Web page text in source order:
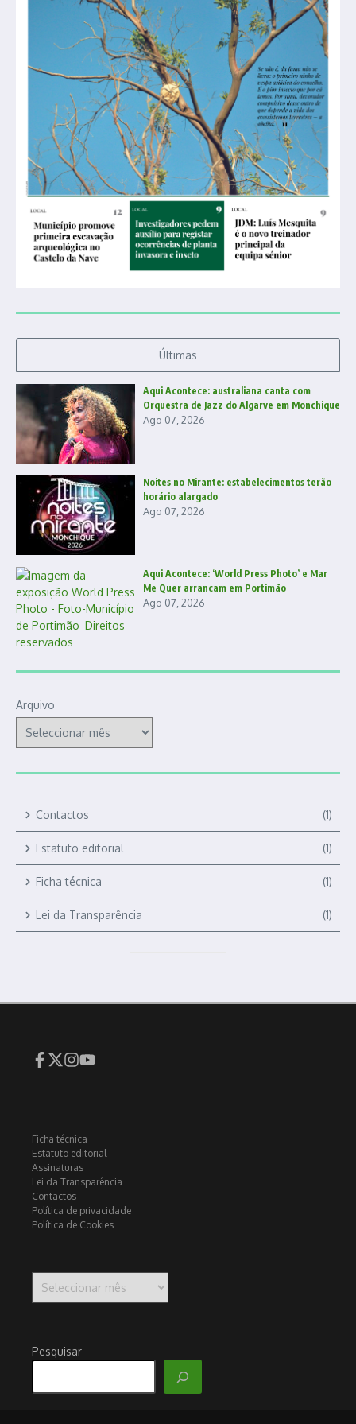
Últimas
Aqui Acontece: australiana canta com
Orquestra de Jazz do Algarve em Monchique
Ago 07, 2026
Noites no Mirante: estabelecimentos terão
horário alargado
Ago 07, 2026
Aqui Acontece: ‘World Press Photo’ e Mar
Me Quer arrancam em Portimão
Ago 07, 2026
Arquivo
Contactos (1)
Estatuto editorial (1)
Ficha técnica (1)
Lei da Transparência (1)
Ficha técnica
Estatuto editorial
Assinaturas
Lei da Transparência
Contactos
Política de privacidade
Política de Cookies
Pesquisar